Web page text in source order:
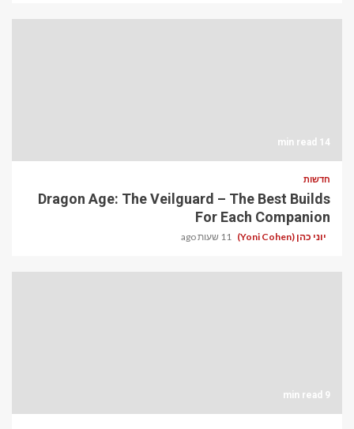
14 min read
חדשות
Dragon Age: The Veilguard – The Best Builds
For Each Companion
יוני כהן (Yoni Cohen) 11 שעות ago
9 min read